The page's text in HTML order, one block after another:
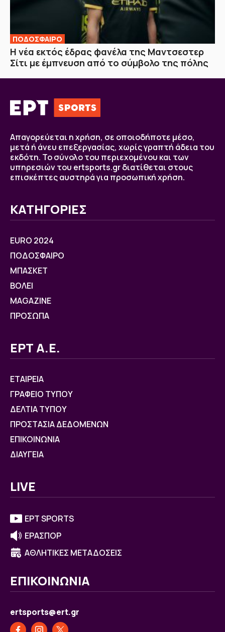
ΠΟΔΟΣΦΑΙΡΟ
Η νέα εκτός έδρας φανέλα της Μαντσεστερ
Σίτι με έμπνευση από το σύμβολο της πόλης
Απαγορεύεται η χρήση, σε οποιοδήποτε μέσο,
μετά ή άνευ επεξεργασίας, χωρίς γραπτή άδεια του
εκδότη. Το σύνολο του περιεχομένου και των
υπηρεσιών του ertsports.gr διατίθεται στους
επισκέπτες αυστηρά για προσωπική χρήση.
ΚΑΤΗΓΟΡΙΕΣ
EURO 2024
ΠΟΔΟΣΦΑΙΡΟ
ΜΠΑΣΚΕΤ
ΒOΛΕΙ
MAGAZINE
ΠΡΟΣΩΠΑ
ΕΡΤ Α.Ε.
ΕΤΑΙΡΕΙΑ
ΓΡΑΦΕΙΟ ΤΥΠΟΥ
ΔΕΛΤΙΑ ΤΥΠΟΥ
ΠΡΟΣΤΑΣΙΑ ΔΕΔΟΜΕΝΩΝ
ΕΠΙΚΟΙΝΩΝΙΑ
ΔΙΑΥΓΕΙΑ
LIVE
ΕΡΤ SPORTS
ΕΡΑΣΠΟΡ
ΑΘΛΗΤΙΚΕΣ ΜΕΤΑΔΟΣΕΙΣ
ΕΠΙΚΟΙΝΩΝΙΑ
ertsports@ert.gr